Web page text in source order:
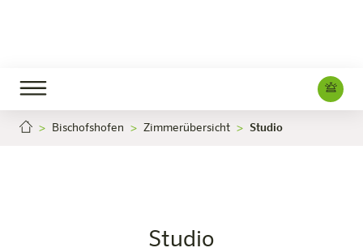
Bischofshofen Zimmerübersicht Studio
Studio